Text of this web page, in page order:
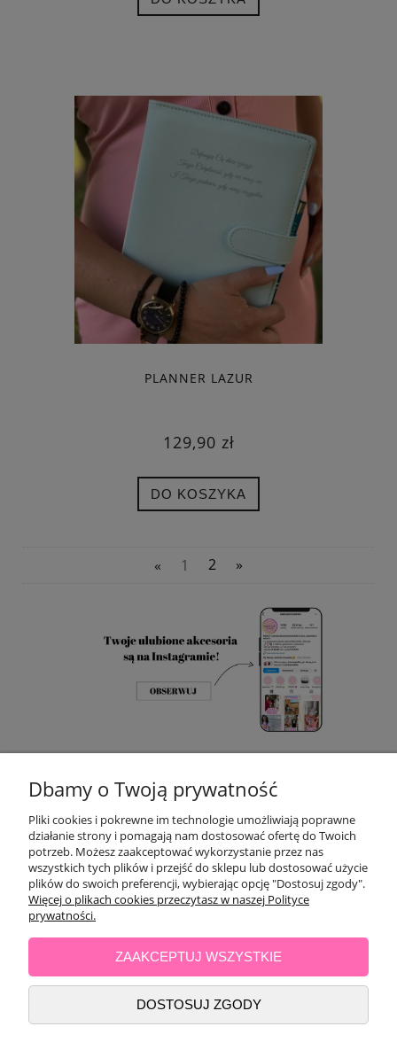
PLANNER LAZUR
129,90 zł
DO KOSZYKA
« 1 2 »
OPINIE KLIENTÓW
MOJE KONTO
INFORMACJE
O NAS
Dbamy o Twoją prywatność
Pliki cookies i pokrewne im technologie umożliwiają poprawne
działanie strony i pomagają nam dostosować ofertę do Twoich
potrzeb. Możesz zaakceptować wykorzystanie przez nas
wszystkich tych plików i przejść do sklepu lub dostosować użycie
plików do swoich preferencji, wybierając opcję "Dostosuj zgody".
Więcej o plikach cookies przeczytasz w naszej Polityce
prywatności.
ZAAKCEPTUJ WSZYSTKIE
DOSTOSUJ ZGODY